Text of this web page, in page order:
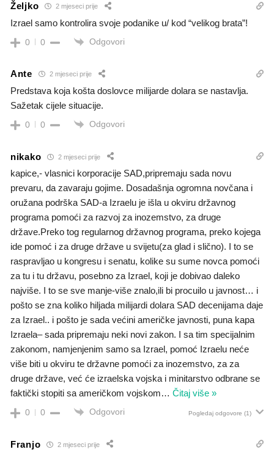
Željko 2 mjeseci prije
Izrael samo kontrolira svoje podanike u/ kod “velikog brata”!
0 0 Odgovori
Ante 2 mjeseci prije
Predstava koja košta doslovce milijarde dolara se nastavlja.
Sažetak cijele situacije.
0 0 Odgovori
nikako 2 mjeseci prije
kapice,- vlasnici korporacije SAD,pripremaju sada novu
prevaru, da zavaraju gojime. Dosadašnja ogromna novčana i
oružana podrška SAD-a Izraelu je išla u okviru državnog
programa pomoći za razvoj za inozemstvo, za druge
države.Preko tog regularnog državnog programa, preko kojega
ide pomoć i za druge države u svijetu(za glad i slično). I to se
raspravljao u kongresu i senatu, kolike su sume novca pomoći
za tu i tu državu, posebno za Izrael, koji je dobivao daleko
najviše. I to se sve manje-više znalo,ili bi procuilo u javnost… i
pošto se zna koliko hiljada milijardi dolara SAD decenijama daje
za Izrael.. i pošto je sada većini američke javnosti, puna kapa
Izraela– sada pripremaju neki novi zakon. I sa tim specijalnim
zakonom, namjenjenim samo sa Izrael, pomoć Izraelu neće
više biti u okviru te državne pomoći za inozemstvo, za za
druge države, već će izraelska vojska i minitarstvo odbrane se
faktički stopiti sa američkom vojskom… Čitaj više »
0 0 Odgovori Pogledaj odgovore (1)
Franjo 2 mjeseci prije